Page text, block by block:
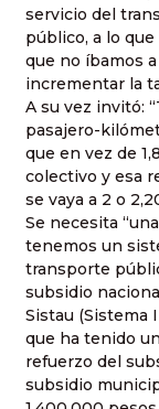
servicio del
público, a lo
que no íbamos a
incrementar la
A su vez invitó:
pasajero-
que en vez de
colectivo y esa
se vaya a 2 o
Se necesita
tenemos un
transporte
subsidio
Sistau (Sistema
que ha tenido un
refuerzo del
subsidio